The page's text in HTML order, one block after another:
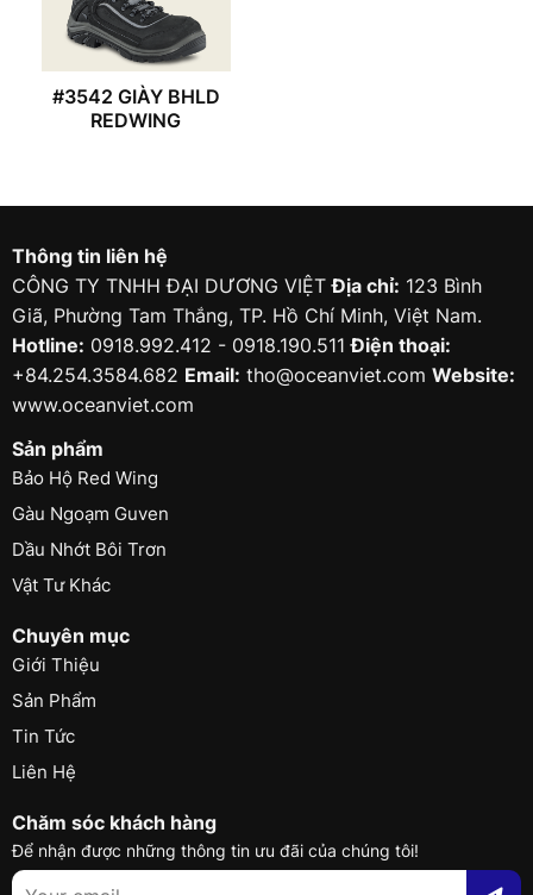
#3542 GIÀY BHLD
REDWING
Thông tin liên hệ
CÔNG TY TNHH ĐẠI DƯƠNG VIỆTĐịa chỉ: 123 Bình
Giã, Phường Tam Thắng, TP. Hồ Chí Minh, Việt Nam.
Hotline: 0918.992.412 - 0918.190.511Điện thoại:
+84.254.3584.682 Email: tho@oceanviet.com Website:
www.oceanviet.com
Sản phẩm
Bảo Hộ Red Wing
Gàu Ngoạm Guven
Dầu Nhớt Bôi Trơn
Vật Tư Khác
Chuyên mục
Giới Thiệu
Sản Phẩm
Tin Tức
Liên Hệ
Chăm sóc khách hàng
Để nhận được những thông tin ưu đãi của chúng tôi!